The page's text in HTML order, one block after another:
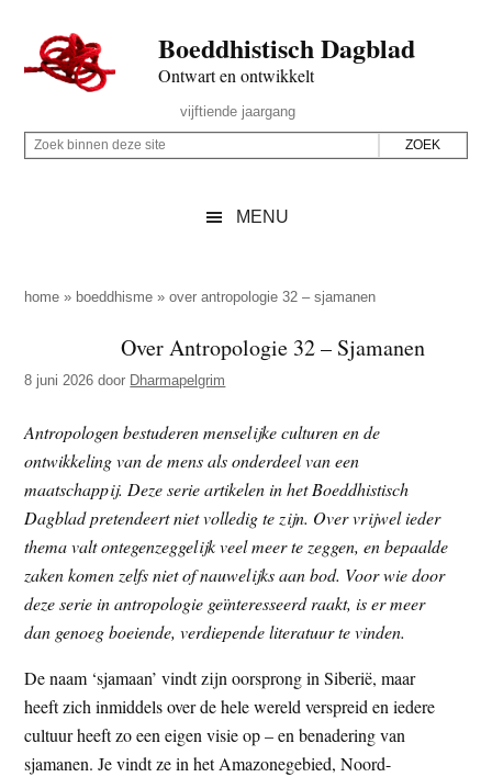
naar
de
inhoud
secondary
naar
de
sidebar
naar
de
Boeddhistisch Dagblad
Ontwart en ontwikkelt
Rechts
vijftiende jaargang
Z
p
z
e
s
i
t
e
Z
i
e
d
e
z
e
s
i
t
e
MENU
home » boeddhisme »over antropologie 32 – sjamanen
Over Antropologie 32 – Sjamanen
8 juni 2026 door Dharmapelgrim
Antropologen bestuderen menselijke culturen en de
ontwikkeling van de mens als onderdeel van een
maatschappij. Deze serie artikelen in het Boeddhistisch
Dagblad pretendeert niet volledig te zijn. Over vrijwel ieder
thema valt ontegenzeggelijk veel meer te zeggen, en bepaalde
zaken komen zelfs niet of nauwelijks aan bod. Voor wie door
deze serie in antropologie geïnteresseerd raakt, is er meer
dan genoeg boeiende, verdiepende literatuur te vinden.
De naam ‘sjamaan’ vindt zijn oorsprong in Siberië, maar
heeft zich inmiddels over de hele wereld verspreid en iedere
cultuur heeft zo een eigen visie op – en benadering van
sjamanen. Je vindt ze in het Amazonegebied, Noord-